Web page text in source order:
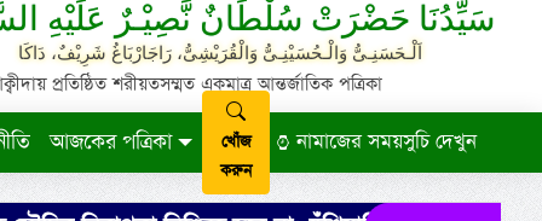
سَيِّدُنَا حَضْرَتْ سُلْطَانٌ نَّصِيْـرٌ عَلَيْهِ
اَلْـحَسَنِـىُّ وَالْـحُسَيْنِـىُّ وَالْقُرَيْشِىُّ، رَاجَارْبَاغُ شَرِيْفٌ، دَاكَا
প্রতিষ্ঠিত শরীয়তসম্মত একমাত্র আন্তর্জাতিক পত্রিকা
আজকের পত্রিকা
খোঁজ
করুন
নামাজের সময়সুচি দেখুন